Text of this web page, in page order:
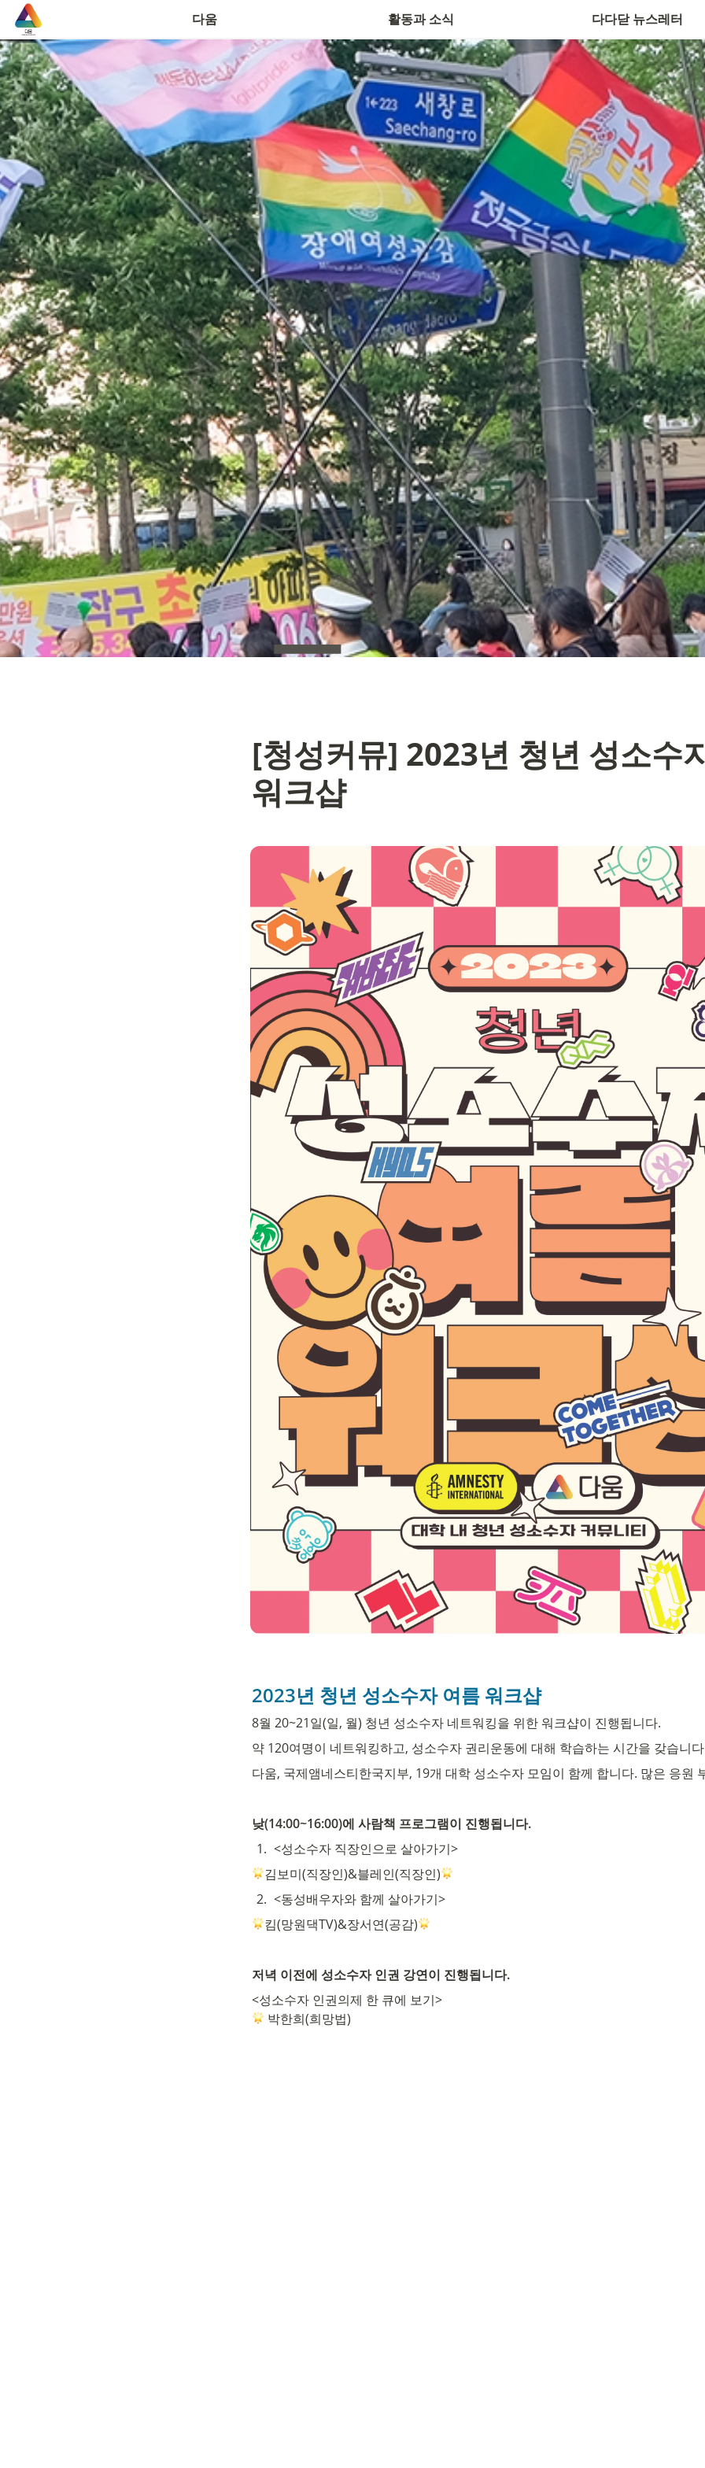
다움 활동과 소식 다다닫 뉴스레터
연락처
[청성커뮤] 2023년 청년 성소수
워크샵
2023년 청년 성소수자 여름 워크샵
8월 20~21일(일, 월) 청년 성소수자 네트워킹을 위한 워크샵이 진행됩니다.
약 120여명이 네트워킹하고, 성소수자 권리운동에 대해 학습하는 시간을 갖습니
다움, 국제앰네스티한국지부, 19개 대학 성소수자 모임이 함께 합니다. 많은 응원
낮(14:00~16:00)에 사람책 프로그램이 진행됩니다.
1. <성소수자 직장인으로 살아가기>
김보미(직장인)&블레인(직장인)
2. <동성배우자와 함께 살아가기>
킴(망원댁TV)&장서연(공감)
저녁 이전에 성소수자 인권 강연이 진행됩니다.
박한희(희망법)